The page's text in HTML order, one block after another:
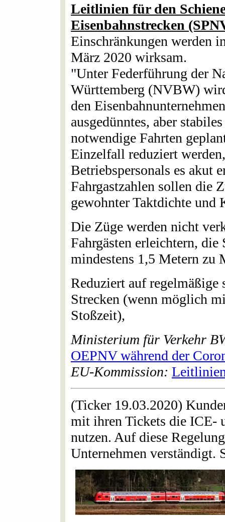
Leitlinien für den
Eisenbahnstrecken
Einschränkungen werden
März 2020 wirksam.
"Unter Federführung der
Württemberg (NVBW)
den
ausgedünntes, aber
notwendige Fahrten
Einzelfall reduziert
Betriebspersonals es akut
Fahrgastzahlen sollen die
gewohnter Taktdichte und
Die Züge werden nicht
Fahrgästen erleichtern, die
mindestens 1,5 Metern zu
Reduziert auf
Strecken (wenn möglich
Stoßzeit),
Ministerium für Verkehr
OEPNV während der
EU-Kommission:
(Ticker 19.03.2020)
mit ihren Tickets die ICE-
nutzen. Auf diese
Unternehmen verständigt.